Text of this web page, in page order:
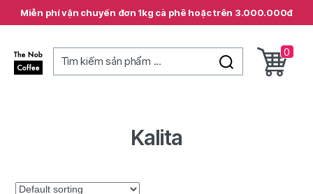
Miễn phí vận chuyển đơn 1kg cà phê hoặc trên 3.000.000đ
Tìm kiếm sản phẩm ...
0
Kalita